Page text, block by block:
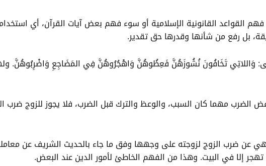
القواعد القانونية الإسلامية أو سوء فهم بعض آيات القرآن، أي
بل رفع من شأنها وقدرها حق تقدير.
وَاللاتِي تَخَافُونَ نُشُوزَهُنَّ فَعِظُوهُنَّ وَاهْجُرُوهُنَّ فِي المَضَاجِعِ وَاضْرِبُوهُنَّ.
الضرب مهما كان السبب، والوعظ والترك قبل الضرب، فلا يجوز للزوج ضرب
عن ضرب الزوج لزوجته على وجهها وفق ما جاء بالحديث الشريف عن
إلا في البيت. وهذا من الفهم الخاطئ لأمور الدين عند البعض.